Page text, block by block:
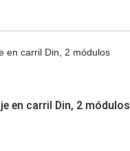
en carril Din, 2 módulos